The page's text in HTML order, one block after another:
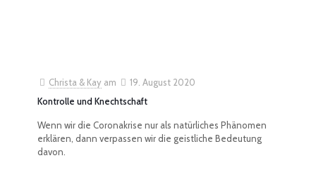
Christa & Kay am
19. August 2020
Kontrolle und Knechtschaft
Wenn wir die Coronakrise nur als natürliches Phänomen
erklären, dann verpassen wir die geistliche Bedeutung
davon.